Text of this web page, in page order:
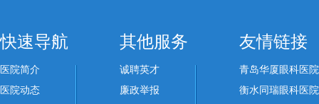
快速导航
医院简介
医院动态
其他服务
诚聘英才
廉政举报
友情链接
青岛华厦眼科医院
衡水同瑞眼科医院